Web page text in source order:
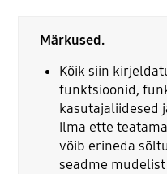
Märkused.
Kõik siin
funktsioonid,
kasutajaliidesed
ilma ette
võib erineda
seadme